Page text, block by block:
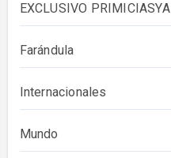
EXCLUSIVO PRIMICIASYA
Farándula
Internacionales
Mundo